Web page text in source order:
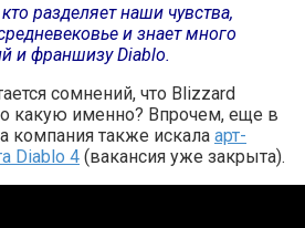
разделяет наши чувства,
и знает много
и франшизу Diablo.
сомнений, что Blizzard
какую именно? Впрочем, еще в
компания также искала арт-
Diablo 4 (вакансия уже закрыта).